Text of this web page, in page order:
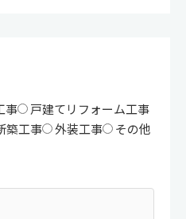
事
戸建てリフォーム工事
築工事 外装工事 その他